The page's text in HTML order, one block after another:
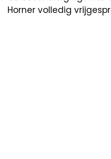
Horner volledig